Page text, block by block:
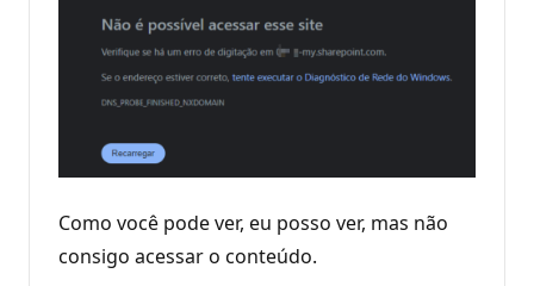
Como você pode ver, eu posso ver, mas não
consigo acessar o conteúdo.